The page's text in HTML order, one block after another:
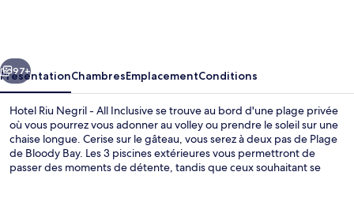
All
Inclusive
Suivant
97+
PrésentationChambresEmplacementConditions
Hotel Riu Negril - All Inclusive se trouve au bord d'une plage privée
où vous pourrez vous adonner au volley ou prendre le soleil sur une
chaise longue. Cerise sur le gâteau, vous serez à deux pas de Plage
de Bloody Bay. Les 3 piscines extérieures vous permettront de
passer des moments de détente, tandis que ceux souhaitant se